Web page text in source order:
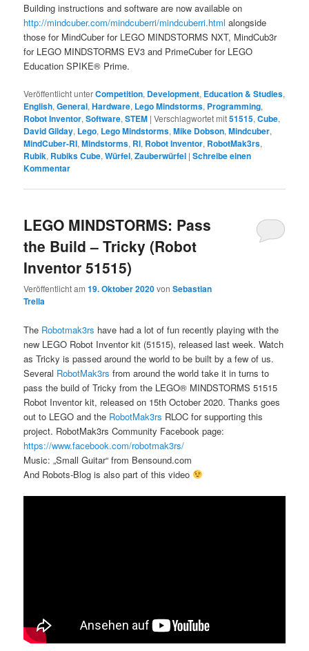
Building instructions and software are now available on
http://mindcuber.com/mindcuberri/mindcuberri.html alongside
those for MindCuber for LEGO MINDSTORMS NXT, MindCub3r
for LEGO MINDSTORMS EV3 and PrimeCuber for LEGO
Education SPIKE® Prime.
Veröffentlicht unterCompetition, Development, Education & Studies,
English,General,Hardware, Lego Mindstorms, Programming,
Robot Inventor,Software,STEM |Verschlagwortet mit51515,Cube,
David Gilday, Lego, Lego Mindstorms,Mike Dobson,Mindcuber,
MindCuber-RI,Mindstorms, RI, Robot Inventor, RobotMak3rs,
Rubik, Rubiks Cube,Würfel,Zauberwürfel |Schreibe einen
Kommentar
LEGO MINDSTORMS: Pass
the Build – Tricky (Robot
Inventor 51515)
Veröffentlicht am19. Oktober 2020vonSebastian
Trella
The Robotmak3rs have had a lot of fun recently playing with the
new LEGO Robot Inventor kit (51515), released last week. Watch
as Tricky is passed around the world to be built by a few of us.
Several RobotMak3rsfrom around the world take it in turns to
pass the build of Tricky from the LEGO® MINDSTORMS 51515
Robot Inventor kit, released on 15th October 2020. Thanks goes
out to LEGO and the RobotMak3rs RLOC for supporting this
project. RobotMak3rs Community Facebook page:
https://www.facebook.com/robotmak3rs/
Music: „Small Guitar“ from Bensound.com
And Robots-Blog is also part of this video